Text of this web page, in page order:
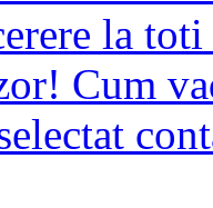
la
Cum